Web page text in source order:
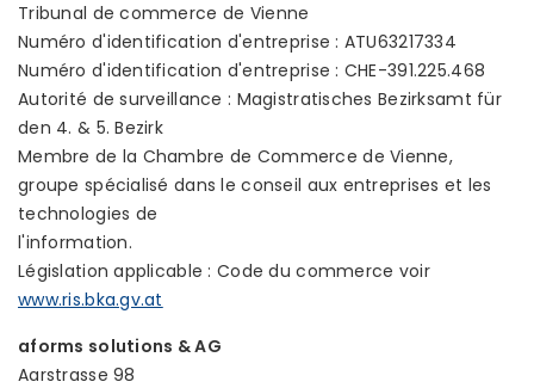
Tribunal de commerce de Vienne
Numéro d'identification d'entreprise : ATU63217334
Numéro d'identification d'entreprise : CHE-391.225.468
Autorité de surveillance : Magistratisches Bezirksamt für
den 4. & 5. Bezirk
Membre de la Chambre de Commerce de Vienne,
groupe spécialisé dans le conseil aux entreprises et les
technologies de
l'information.
Législation applicable : Code du commerce voir
www.ris.bka.gv.at
aforms solutions & AG
Aarstrasse 98